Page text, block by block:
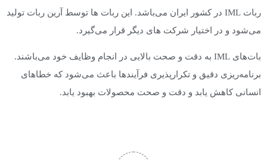
ربات IML در کشور ایران می‌باشد. این ربات ها توسط آرین ربات تولید
می‌شود و در اختیار شرکت های دیگر قرار می‌گیرد.
بات‌های IML به دقت و صحت بالایی در انجام وظایف خود می‌باشند.
برنامه‌ریزی دقیق و تکرارپذیری فرآیندها باعث می‌شود که خطاهای
انسانی کاهش یابد و دقت و صحت محصولات بهبود یابد.